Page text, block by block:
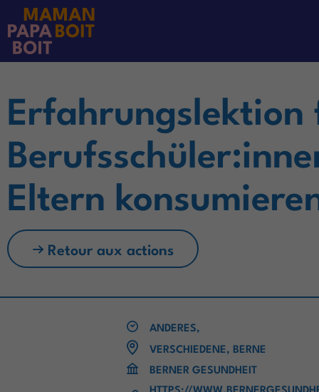
Le programme
Eltern
Retour aux actions
ANDERES,
VERSCHIEDENE, BERNE
BERNER GESUNDHEIT
HTTPS://